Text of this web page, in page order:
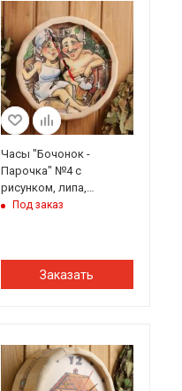
Часы "Бочонок -
Парочка" №4 с
рисунком, липа,
Добропаровъ
Под заказ
Заказать